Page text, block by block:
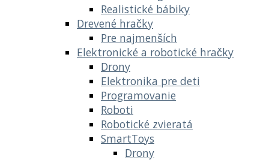
Realistické bábiky
Drevené hračky
Pre najmenších
Elektronické a robotické hračky
Drony
Elektronika pre deti
Programovanie
Roboti
Robotické zvieratá
SmartToys
Drony